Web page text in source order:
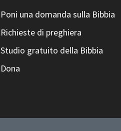
Poni una domanda sulla Bibbia
Richieste di preghiera
Studio gratuito della Bibbia
Dona